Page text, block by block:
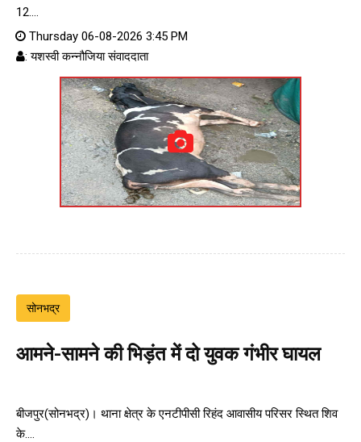
12....
Thursday 06-08-2026 3:45 PM
: यशस्वी कन्नौजिया संवाददाता
सोनभद्र
आमने-सामने की भिड़ंत में दो युवक गंभीर घायल
बीजपुर(सोनभद्र)। थाना क्षेत्र के एनटीपीसी रिहंद आवासीय परिसर स्थित शिव
के....